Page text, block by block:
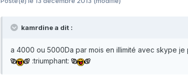
kamrdine a dit :
a 4000 ou 5000Da par mois en illimité avec skype je
:triumphant: